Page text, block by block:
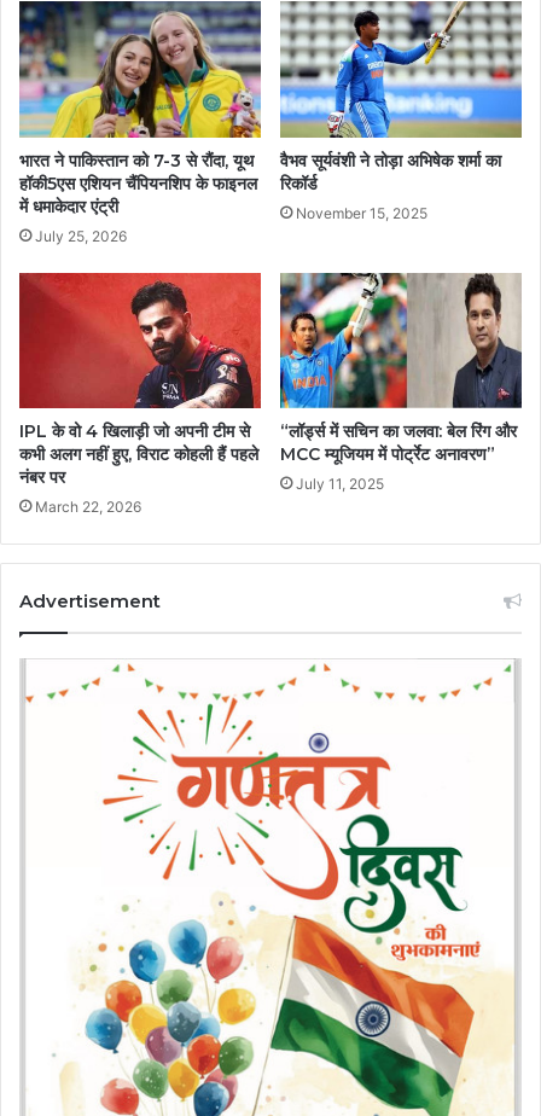
भारत ने पाकिस्तान को 7-3 से रौंदा, यूथ
हॉकी5एस एशियन चैंपियनशिप के फाइनल
में धमाकेदार एंट्री
July 25, 2026
वैभव सूर्यवंशी ने तोड़ा अभिषेक शर्मा का
रिकॉर्ड
November 15, 2025
IPL के वो 4 खिलाड़ी जो अपनी टीम से
कभी अलग नहीं हुए, विराट कोहली हैं पहले
नंबर पर
March 22, 2026
“लॉर्ड्स में सचिन का जलवा: बेल रिंग और
MCC म्यूजियम में पोर्ट्रेट अनावरण”
July 11, 2025
Advertisement